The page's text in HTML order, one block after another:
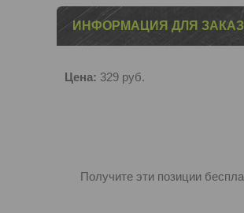
ИНФОРМАЦИЯ ДЛЯ
Цена: 329 руб.
Получите эти позиции